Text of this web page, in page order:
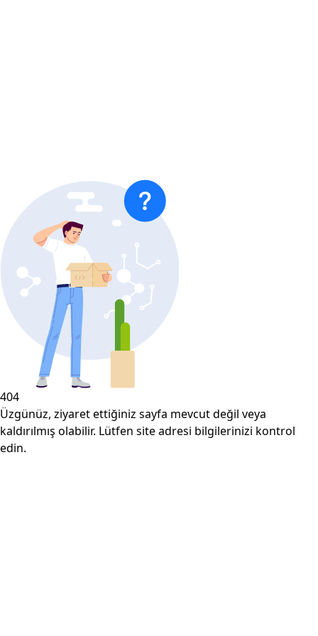
404
Üzgünüz, ziyaret ettiğiniz sayfa mevcut değil veya
kaldırılmış olabilir. Lütfen site adresi bilgilerinizi kontrol
edin.